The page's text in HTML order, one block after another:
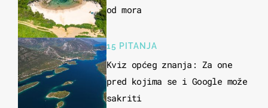
od mora
15 PITANJA
Kviz općeg znanja: Za one
pred kojima se i Google može
sakriti